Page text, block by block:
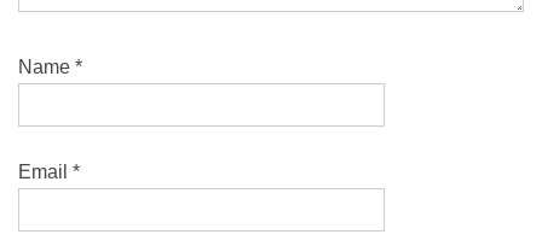
Name *
Email *